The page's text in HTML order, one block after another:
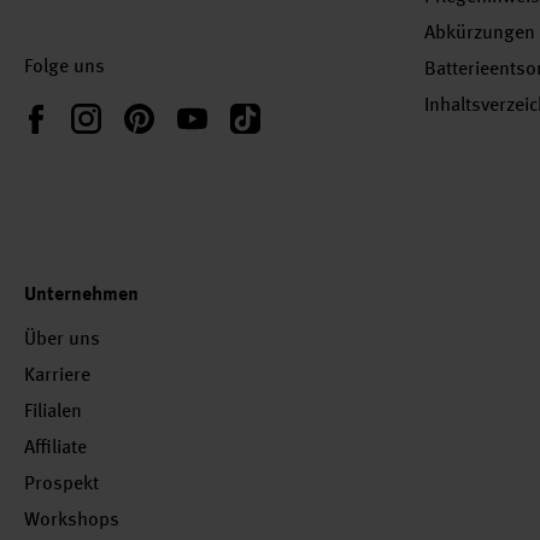
Folge uns
FacebookInstagramPinterestYouTubeTikTok
Abkürzungen
Unternehmen
Über uns
Karriere
Filialen
Affiliate
Prospekt
Workshops